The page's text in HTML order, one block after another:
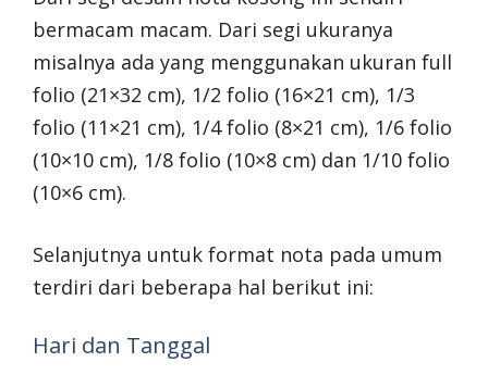
bermacam macam. Dari segi ukuranya
misalnya ada yang menggunakan ukuran full
folio (21×32 cm), 1/2 folio (16×21 cm), 1/3
folio (11×21 cm), 1/4 folio (8×21 cm), 1/6 folio
(10×10 cm), 1/8 folio (10×8 cm) dan 1/10 folio
(10×6 cm).
Selanjutnya untuk format nota pada umum
terdiri dari beberapa hal berikut ini:
Hari dan Tanggal